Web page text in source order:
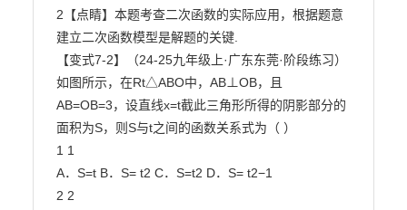
2【点睛】本题考查二次函数的实际应用，根据题意
建立二次函数模型是解题的关键.
【变式7-2】（24-25九年级上·广东东莞·阶段练习）
如图所示，在Rt△ABO中，AB⊥OB，且
AB=OB=3，设直线x=t截此三角形所得的阴影部分的
面积为S，则S与t之间的函数关系式为（ ）
1 1
A．S=t B．S= t2 C．S=t2 D．S= t2−1
2 2